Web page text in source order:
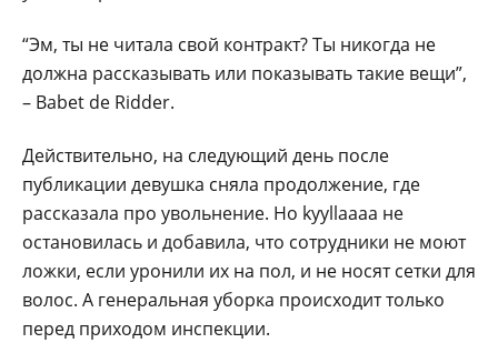
“Эм, ты не читала свой контракт? Ты никогда не
должна рассказывать или показывать такие вещи”,
– Babet de Ridder.
Действительно, на следующий день после
публикации девушка сняла продолжение, где
рассказала про увольнение. Но kyyllaaaa не
остановилась и добавила, что сотрудники не моют
ложки, если уронили их на пол, и не носят сетки для
волос. А генеральная уборка происходит только
перед приходом инспекции.